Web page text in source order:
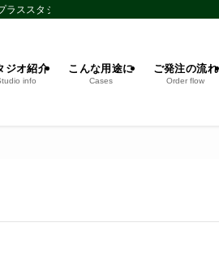
ススタジオ
ジオ紹介
info
こんな用途に
Cases
ご発注の流れ
Order flow